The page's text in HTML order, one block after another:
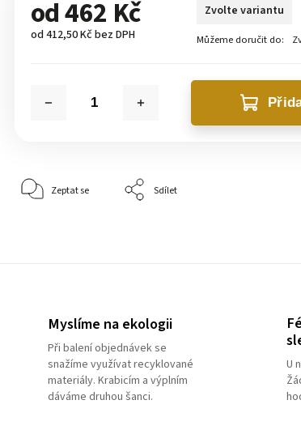
od462 Kč
od412,50 Kčbez DPH
Zvolte variantu
Můžeme doručit do:
Zeptat se Sdílet
Myslíme na ekologii
Při balení objednávek se
snažíme využívat recyklované
materiály. Krabicím a výplním
dáváme druhou šanci.
U